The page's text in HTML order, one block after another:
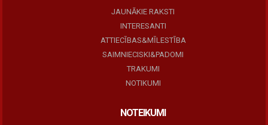
JAUNĀKIE RAKSTI
INTERESANTI
ATTIECĪBAS&MĪLESTĪBA
SAIMNIECISKI&PADOMI
TRAKUMI
NOTIKUMI
NOTEIKUMI